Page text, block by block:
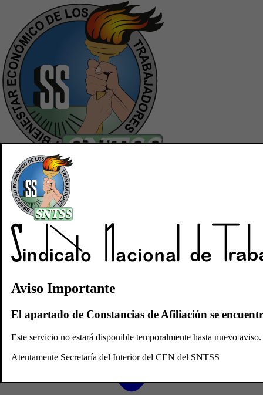
Inicio
Quiénes Somos
Aviso Importante
El apartado de Constancias de Afiliación se
Este servicio no estará disponible temporalmente hasta nuevo
Atentamente Secretaría del Interior del CEN del SNTSS